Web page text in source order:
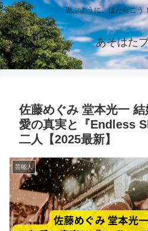
遊ぶように、はたらこ
あそはた
佐藤めぐみ 堂本光一
愛の真実と『Endless
二人【2025最新】
芸能人